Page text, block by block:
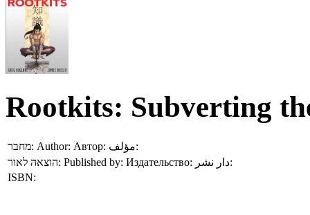
Rootkits: Subverting
מחבר: Author: Автор:
مؤلف:
הוצאה לאור: Published by: Издательство:
دار نشر:
ISBN: